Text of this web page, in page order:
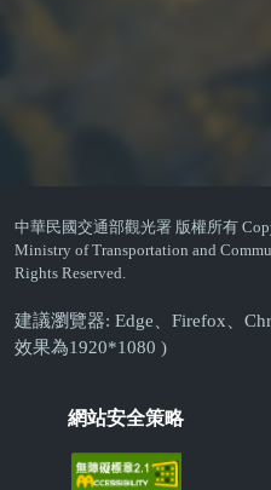
中華民國交通部觀光署 版權所有
Ministry of Transportation and
Rights Reserved.
建議瀏覽器: Edge、Firefox、
效果為1920*1080 )
網站安全策略